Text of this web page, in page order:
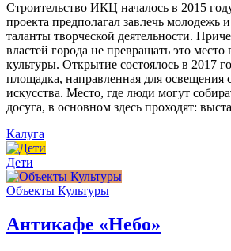
Строительство ИКЦ началось в 2015
проекта предполагал завлечь молодежь
таланты творческой деятельности.
властей города не превращать это
культуры. Открытие состоялось в 2017
площадка, направленная для освещения
искусства. Место, где люди могут
досуга, в основном здесь проходят:
Калуга
Дети
Объекты Культуры
Антикафе «Небо»